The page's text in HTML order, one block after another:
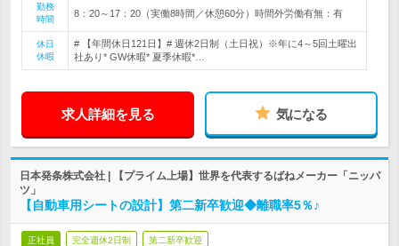
勤務
時間
8：20～17：20（実働8時間／休憩60分）時間外労働有無：有
休日
休暇
# 【年間休日121日】# 週休2日制（土日祝）※年に4～5回土曜出
社あり* GW休暇* 夏季休暇*…
求人詳細を見る 気になる
日本発条株式会社 | 【プライム上場】世界を代表するばねメーカー「ニッパ
ツ」
【自動車用シートの設計】第二新卒歓迎◆離職率5％♪
正社員 完全週休2日制 第二新卒歓迎